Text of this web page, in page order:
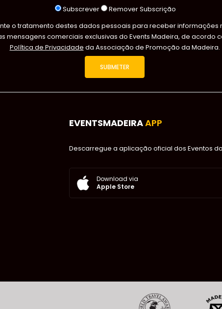
Subscrever
Remover Subscrição
o tratamento destes dados pessoais para receber informações
mensagens comerciais exclusivas do Events Madeira, de acordo
Política de Privacidade da Associação de Promoção da Madeira.
EVENTSMADEIRAAPP
Descarregue a aplicação oficial dos Eventos
Download via
Apple Store